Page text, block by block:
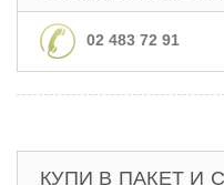
02 483 72 91
КУПИ В ПАКЕТ И